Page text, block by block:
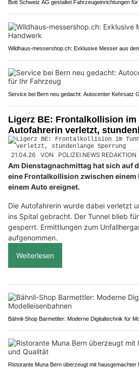
Bott Schweiz AG gestaltet Fahrzeugeinrichtungen
Wildhaus-messershop.ch: Exklusive Messer aus
Service bei Bern neu gedacht: Autocenter Kehrsatz
Ligerz BE: Frontalkollision im
Autofahrerin verletzt,
21.04.26 VON POLIZEI.NEWS REDAKTION
Am Dienstagnachmittag hat sich auf
eine Frontalkollision zwischen einem
einem Auto ereignet.
Die Autofahrerin wurde dabei verletzt
ins Spital gebracht. Der Tunnel blieb
gesperrt. Ermittlungen zum
aufgenommen.
Weiterlesen
Bähnli-Shop Barmettler: Moderne Digitaltechnik für
Ristorante Muna Bern überzeugt mit hausgemachter